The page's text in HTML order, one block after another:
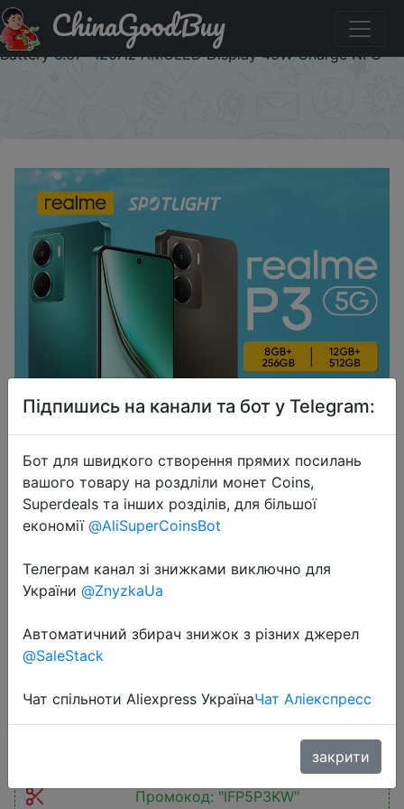
Купити по знижці IFP5P3KW [Global Version] realme P3
5G Smartphone Snapdragon® 6 Gen 4 Chipset 5260mAh
Battery 6.67" 120Hz AMOLED Display 45W Charge NFC
ChinaGoodBuy
2026-06-04
Smartphone Snapdragon® 6 Gen 4
Chipset 5260mAh Battery 6.67"
120Hz AMOLED Display 45W
Charge NFC
$167.01
Промокод: "IFP5P3KW"
Підпишись на канали та бот у Telegram:
Бот для швидкого створення прямих посилань
вашого товару на роздліли монет Coins,
Superdeals та інших розділів, для більшої
економії @AliSuperCoinsBot
Телеграм канал зі знижками виключно для
України @ZnyzkaUa
Автоматичний збирач знижок з різних джерел
@SaleStack
Чат спільноти Aliexpress УкраїнаЧат Аліекспресс
закрити